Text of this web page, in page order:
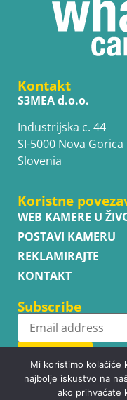
Kontakt
S3MEA d.o.o.
Industrijska c. 44
SI-5000 Nova Gorica
Slovenia
Koristne
WEB KAMERE U
POSTAVI KAMERU
REKLAMIRAJTE
KONTAKT
Subscribe
Subscribe
Mi koristimo kolačiće
najbolje iskustvo na
ako prihvaćate